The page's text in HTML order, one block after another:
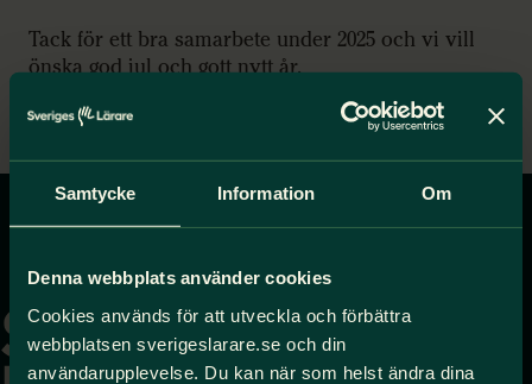
Samtycke Information Om
Denna webbplats använder cookies
Cookies används för att utveckla och förbättra
webbplatsen sverigeslarare.se och din
användarupplevelse. Du kan när som helst ändra dina
Tack för ett bra samarbete under 2025 och vi vill
önska god jul och gott nytt år.
Styrelsen Sveriges lärare Habo
startsidan